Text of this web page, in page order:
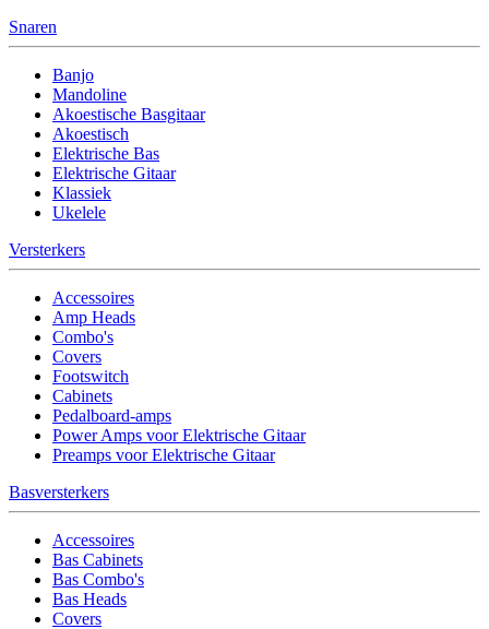
Snaren
Banjo
Mandoline
Akoestische Basgitaar
Akoestisch
Elektrische Bas
Elektrische Gitaar
Klassiek
Ukelele
Versterkers
Accessoires
Amp Heads
Combo's
Covers
Footswitch
Cabinets
Pedalboard-amps
Power Amps voor Elektrische Gitaar
Preamps voor Elektrische Gitaar
Basversterkers
Accessoires
Bas Cabinets
Bas Combo's
Bas Heads
Covers